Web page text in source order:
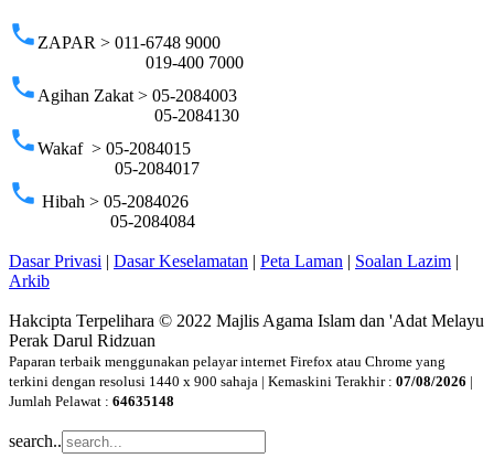
phone ZAPAR > 011-6748 9000
019-400 7000
phone Agihan Zakat > 05-2084003
05-2084130
phoneWakaf > 05-2084015
05-2084017
phone Hibah > 05-2084026
05-2084084
Dasar Privasi | Dasar Keselamatan | Peta Laman | Soalan Lazim |
Arkib
Hakcipta Terpelihara © 2022 Majlis Agama Islam dan 'Adat Melayu
Perak Darul Ridzuan
Paparan terbaik menggunakan pelayar internet Firefox atau Chrome yang
terkini dengan resolusi 1440 x 900 sahaja | Kemaskini Terakhir : 07/08/2026 |
Jumlah Pelawat : 64635148
search..